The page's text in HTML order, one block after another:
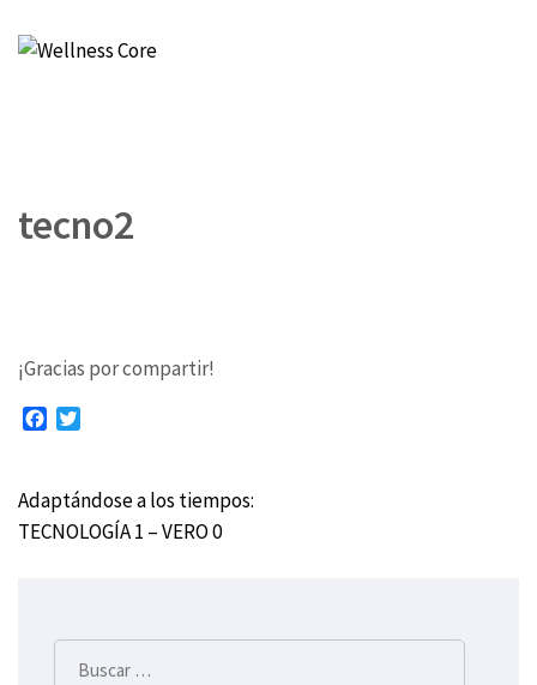
tecno2
¡Gracias por compartir!
Facebook
Navegación
Adaptándose a los tiempos:
TECNOLOGÍA 1 – VERO 0
Buscar: